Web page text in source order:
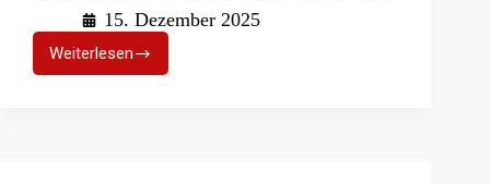
15. Dezember 2025
WeiterlesenFördergelder
für